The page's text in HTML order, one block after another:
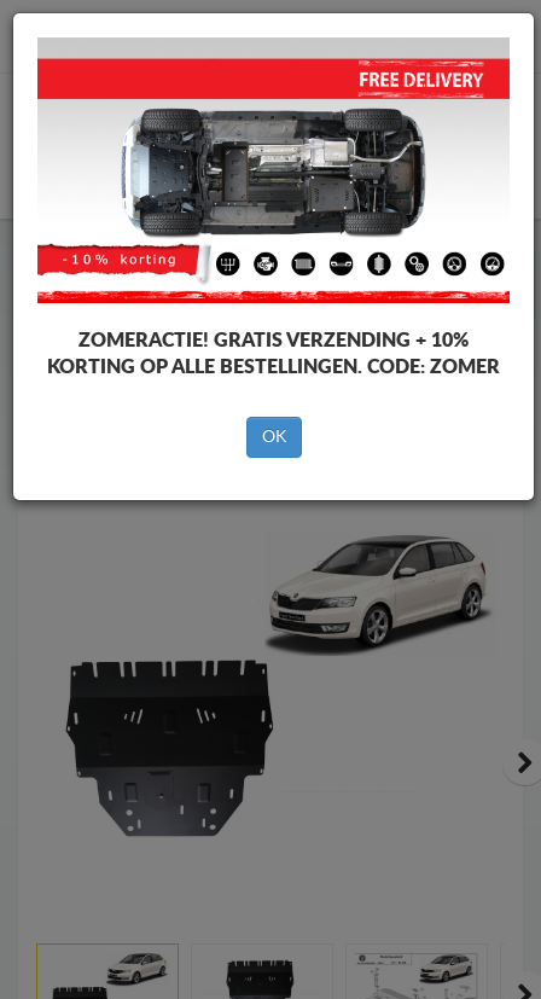
info@motorbeschermplaat.com
WINKELWAGEN
Motor Beschermplaat Motor Beschermplaat Skoda
Motor Beschermplaat
Spaceback
Merken
Merken
Terug naar de catalogus
ZOMERACTIE! GRATIS VERZENDING + 10%
KORTING OP ALLE BESTELLINGEN. CODE: ZOMER
OK